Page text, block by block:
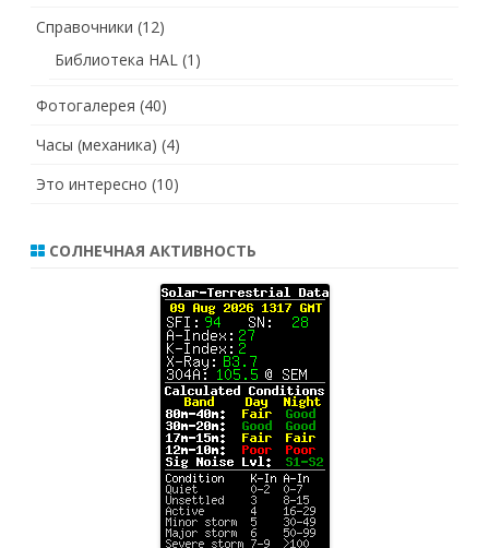
Справочники (12)
Библиотека HAL (1)
Фотогалерея (40)
Часы (механика) (4)
Это интересно (10)
СОЛНЕЧНАЯ АКТИВНОСТЬ